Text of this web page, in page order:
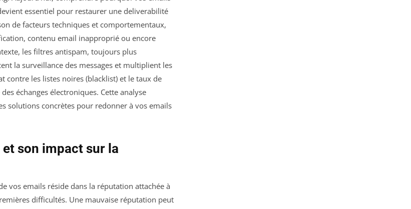
essentiel pour restaurer une deliverabilité
de facteurs techniques et comportementaux,
contenu email inapproprié ou encore
les filtres antispam, toujours plus
la surveillance des messages et multiplient les
contre les listes noires (blacklist) et le taux de
échanges électroniques. Cette analyse
solutions concrètes pour redonner à vos emails
son impact sur la
vos emails réside dans la réputation attachée à
difficultés. Une mauvaise réputation peut